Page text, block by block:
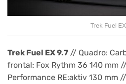
Trek Fuel
Trek Fuel EX 9.7 // Quadro:
frontal: Fox Rythm 36 140 mm
Performance RE:aktiv 130 mm